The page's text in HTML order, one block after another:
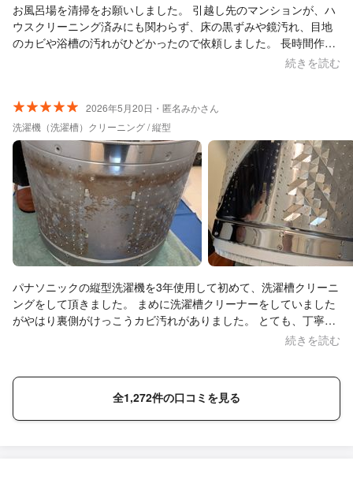
お風呂場を清掃をお願いしました。 引越し先のマンションが、ハ
ウスクリーニング済みにも関わらず、床の黒ずみや鏡汚れ、目地
のカビや浴槽の汚れがひどかったので依頼しました。 長時間作業
していただき、お風呂場全体がワントーン上がったかのように白
いなかったのですが、最初に状態を確認してくださり、全く清掃
が入っていないこと、追加料金にはなるが清掃をまとめて行うこ
とができると提案してくださり、換気扇もお願いしました。 換気
扇に関しては、当初黒い部品だと思っていたものが、本来は半透
明の部品であったことが判明し、追加で清掃していただいて本当
によかったと思っています。 また機会があればぜひ、他の場所も
お願いしたいです！
続きを読む
2026年5月20日・匿名みかさん
洗濯機（洗濯槽）クリーニング / 縦型
パナソニックの縦型洗濯機を3年使用して初めて、洗濯槽クリーニ
ングをして頂きました。 まめに洗濯槽クリーナーをしていました
がやはり裏側がけっこうカビ汚れがありました。 とても、丁寧に
時間をかけてお掃除して頂き本当にお願いして良かったです!続きを読む
全1,272件の口コミを見る